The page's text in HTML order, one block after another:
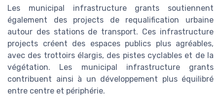
Les municipal infrastructure grants soutiennent
également des projects de requalification urbaine
autour des stations de transport. Ces infrastructure
projects créent des espaces publics plus agréables,
avec des trottoirs élargis, des pistes cyclables et de la
végétation. Les municipal infrastructure grants
contribuent ainsi à un développement plus équilibré
entre centre et périphérie.